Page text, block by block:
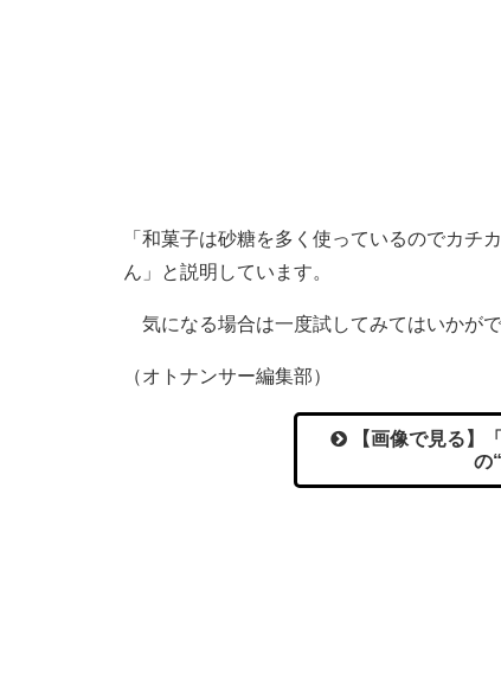
「和菓子は砂糖を多く使っているのでカチ
ん」と説明しています。
気になる場合は一度試してみてはいかがで
（オトナンサー編集部）
【画像で見る】
の